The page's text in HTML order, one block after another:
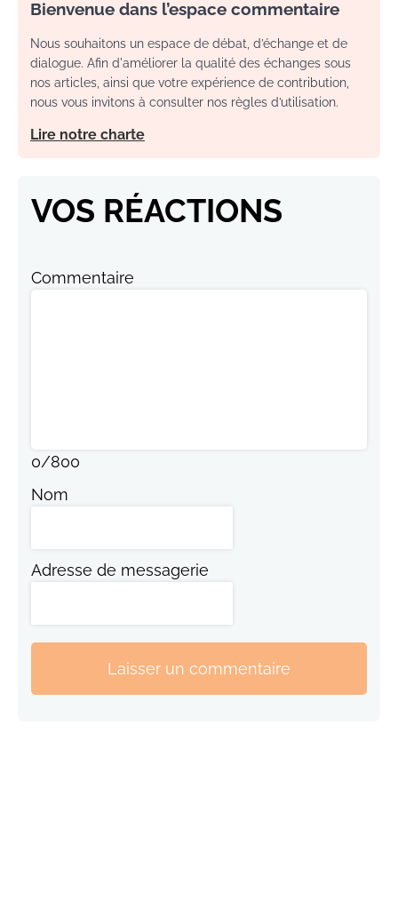
Bienvenue dans l’espace commentaire
Nous souhaitons un espace de débat, d’échange et de
dialogue. Afin d'améliorer la qualité des échanges sous
nos articles, ainsi que votre expérience de contribution,
nous vous invitons à consulter nos règles d’utilisation.
Lire notre charte
VOS RÉACTIONS
Commentaire
0/800
Nom
Adresse de messagerie
Laisser un commentaire